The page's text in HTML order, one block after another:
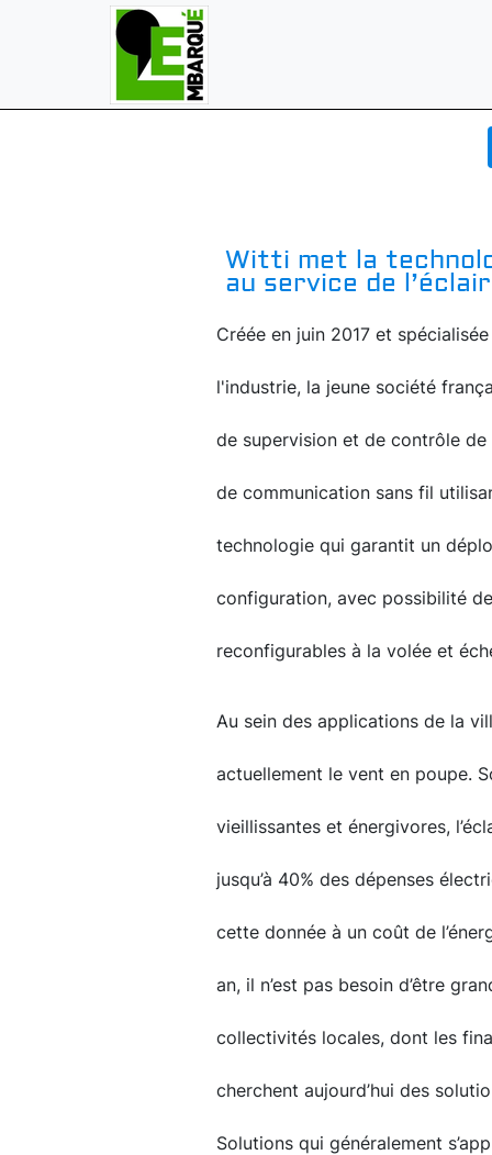
Witti met la
au service de
Créée en juin 2017 et
l'industrie, la jeune société
de supervision et de contrôle
de communication sans fil
technologie qui garantit un
configuration, avec possibilité
reconfigurables à la volée et
Au sein des applications de la
actuellement le vent en poupe.
vieillissantes et énergivores,
jusqu’à 40% des dépenses
cette donnée à un coût de
an, il n’est pas besoin d’être
collectivités locales, dont les
cherchent aujourd’hui des
Solutions qui généralement